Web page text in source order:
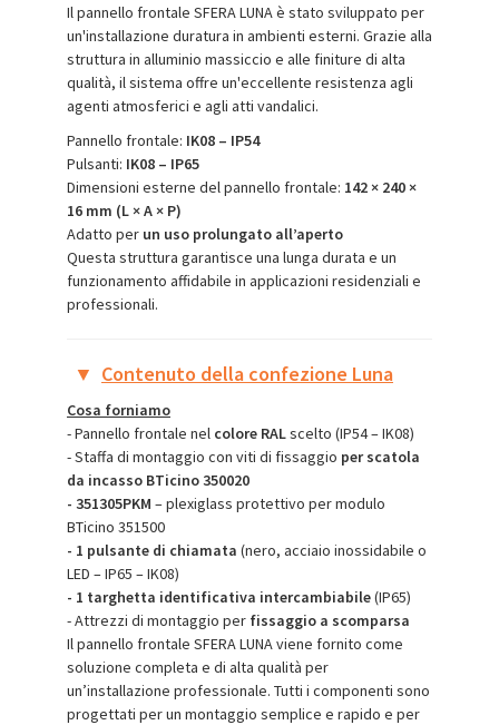
Il pannello frontale SFERA LUNA è stato sviluppato per
un'installazione duratura in ambienti esterni. Grazie alla
struttura in alluminio massiccio e alle finiture di alta
qualità, il sistema offre un'eccellente resistenza agli
agenti atmosferici e agli atti vandalici.
Pannello frontale: IK08 – IP54
Pulsanti: IK08 – IP65
Dimensioni esterne del pannello frontale: 142 × 240 ×
16 mm (L × A × P)
Adatto per un uso prolungato all’aperto
Questa struttura garantisce una lunga durata e un
funzionamento affidabile in applicazioni residenziali e
professionali.
▼ Contenuto della confezione Luna
Cosa forniamo
- Pannello frontale nel colore RALscelto (IP54 – IK08)
- Staffa di montaggio con viti di fissaggio per scatola
da incasso BTicino 350020
- 351305PKM – plexiglass protettivo per modulo
BTicino 351500
- 1 pulsante di chiamata (nero, acciaio inossidabile o
LED – IP65 – IK08)
- 1 targhetta identificativa intercambiabile(IP65)
- Attrezzi di montaggio per fissaggio a scomparsa
Il pannello frontale SFERA LUNA viene fornito come
soluzione completa e di alta qualità per
un’installazione professionale. Tutti i componenti sono
progettati per un montaggio semplice e rapido e per